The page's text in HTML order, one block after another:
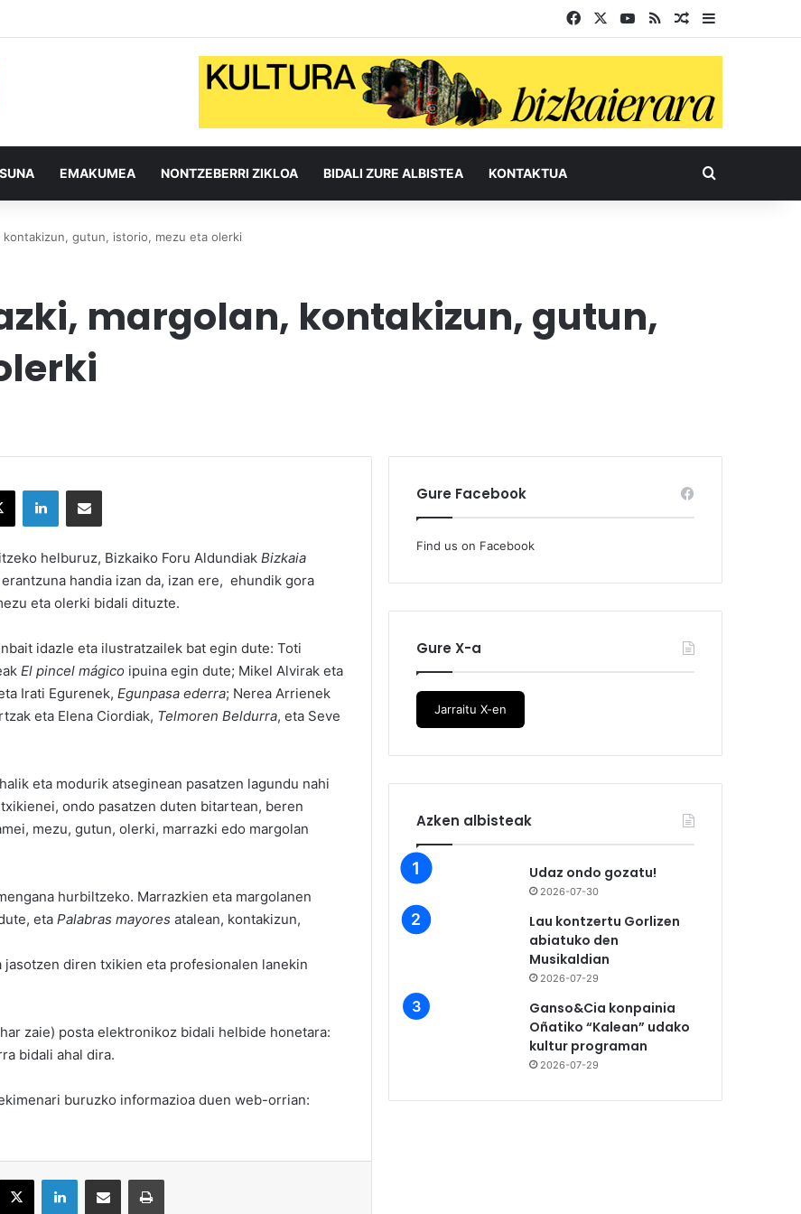
Facebook YouTube
RSS Ausazko
EMAKUMEA NONTZEBERRI ZIKLOA BIDALI ZURE ALBISTEA KONTAKTUA Bilatu
kontakizun, gutun, istorio, mezu eta olerki
margolan, kontakizun, gutun,
helburuz, Bizkaiko Foru Aldundiak Bizkaia
handia izan da, izan ere, ehundik gora
eta olerki bidali dituzte.
idazle eta ilustratzailek bat egin dute: Toti
El pincel mágico ipuina egin dute; Mikel Alvirak eta
Irati Egurenek, Egunpasa ederra; Nerea Arrienek
eta Elena Ciordiak, Telmoren Beldurra, eta Seve
eta modurik atseginean pasatzen lagundu nahi
ondo pasatzen duten bitartean, beren
mezu, gutun, olerki, marrazki edo margolan
hurbiltzeko. Marrazkien eta margolanen
eta Palabras mayores atalean, kontakizun,
diren txikien eta profesionalen lanekin
zaie) posta elektronikoz bidali helbide honetara:
bidali ahal dira.
buruzko informazioa duen web-orrian:
Gure Facebook
Find us on Facebook
Gure X-a
Jarraitu X-en
Azken albisteak
Udaz ondo gozatu!
2026-07-30
Lau kontzertu Gorlizen
abiatuko den
Musikaldian
2026-07-29
Ganso&Cia konpainia
Oñatiko “Kalean” udako
kultur programan
2026-07-29